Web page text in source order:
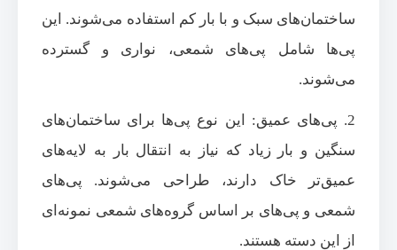
ساختمان‌های سبک و با بار کم استفاده می‌شوند. این
پی‌ها شامل پی‌های شمعی، نواری و گسترده
می‌شوند.
2. پی‌های عمیق: این نوع پی‌ها برای ساختمان‌های
سنگین و بار زیاد که نیاز به انتقال بار به لایه‌های
عمیق‌تر خاک دارند، طراحی می‌شوند. پی‌های
شمعی و پی‌های بر اساس گروه‌های شمعی نمونه‌ای
از این دسته هستند.